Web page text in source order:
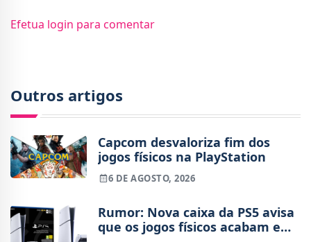
Efetua login para comentar
Outros artigos
Capcom desvaloriza fim dos
jogos físicos na PlayStation
6 DE AGOSTO, 2026
Rumor: Nova caixa da PS5 avisa
que os jogos físicos acabam em